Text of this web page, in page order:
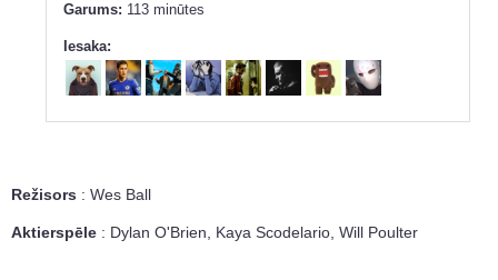
Garums: 113 minūtes
Iesaka:
Režisors : Wes Ball
Aktierspēle : Dylan O'Brien, Kaya Scodelario, Will Poulter